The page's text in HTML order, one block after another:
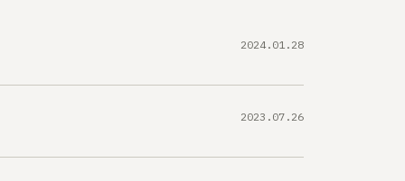
2024.01.28
2023.07.26